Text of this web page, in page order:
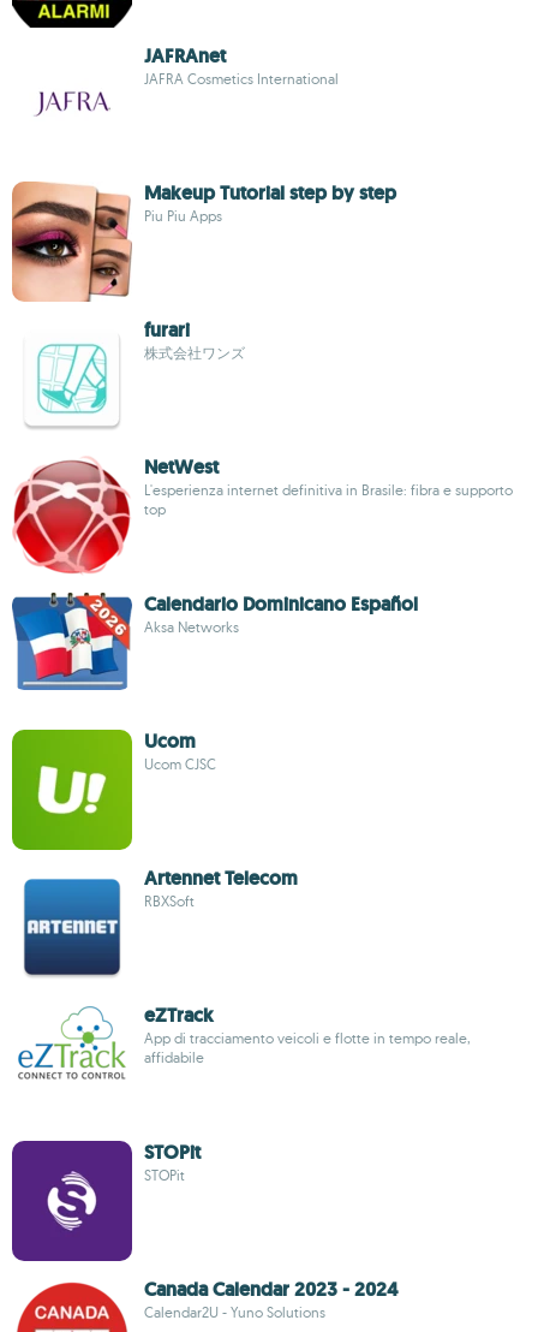
JAFRAnet
JAFRA Cosmetics International
Makeup Tutorial step by step
Piu Piu Apps
furari
株式会社ワンズ
NetWest
L'esperienza internet definitiva in Brasile: fibra e supporto
top
Calendario Dominicano Español
Aksa Networks
Ucom
Ucom CJSC
Artennet Telecom
RBXSoft
eZTrack
App di tracciamento veicoli e flotte in tempo reale,
affidabile
STOPit
STOPit
Canada Calendar 2023 - 2024
Calendar2U - Yuno Solutions